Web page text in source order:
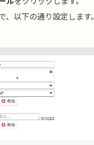
以下の通り設定します。